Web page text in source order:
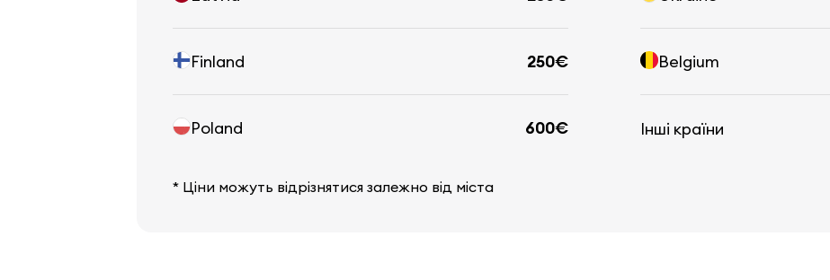
Finland 250€
Poland 600€
Belgium
Інші країни
* Ціни можуть відрізнятися залежно від міста